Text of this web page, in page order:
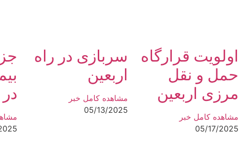
اولویت قرارگاه
حمل و نقل
مرزی اربعین
مشاهده کامل خبر
05/17/2025
سربازی در راه
اربعین
مشاهده کامل خبر
05/13/2025
در